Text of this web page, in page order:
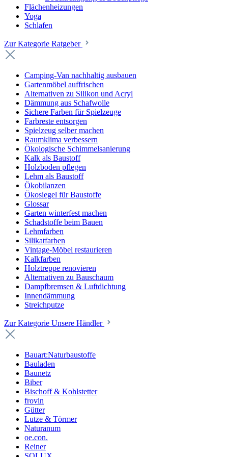
Flächenheizungen
Yoga
Schlafen
Zur Kategorie Ratgeber
Camping-Van nachhaltig ausbauen
Gartenmöbel auffrischen
Alternativen zu Silikon und Acryl
Dämmung aus Schafwolle
Sichere Farben für Spielzeuge
Farbreste entsorgen
Spielzeug selber machen
Raumklima verbessern
Ökologische Schimmelsanierung
Kalk als Baustoff
Holzboden pflegen
Lehm als Baustoff
Ökobilanzen
Ökosiegel für Baustoffe
Glossar
Garten winterfest machen
Schadstoffe beim Bauen
Lehmfarben
Silikatfarben
Vintage-Möbel restaurieren
Kalkfarben
Holztreppe renovieren
Alternativen zu Bauschaum
Dampfbremsen & Luftdichtung
Innendämmung
Streichputze
Zur Kategorie Unsere Händler
Bauart:Naturbaustoffe
Bauladen
Baunetz
Biber
Bischoff & Kohlstetter
frovin
Gütter
Lutze & Törmer
Naturanum
oe.con.
Reiner